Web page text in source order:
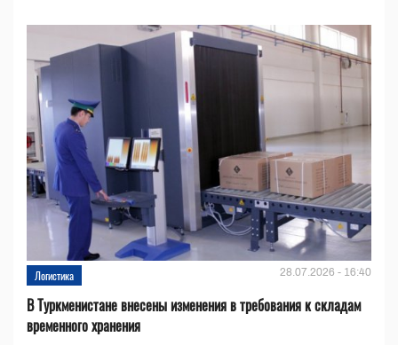
Логистика 28.07.2026 - 16:40
В Туркменистане внесены изменения в требования к складам
временного хранения